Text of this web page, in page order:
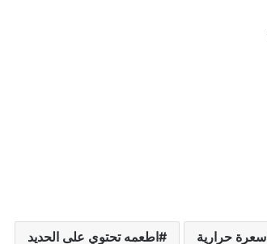
اطعمه تحتوي على الحديد